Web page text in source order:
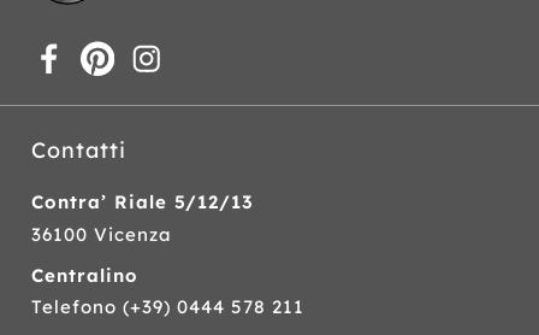
Contatti
Contra’ Riale 5/12/13
36100 Vicenza
Centralino
Telefono(+39) 0444 578 211